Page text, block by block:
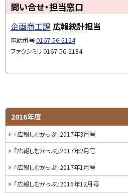
ッ
プ
に
戻
問い合せ・担当窓口
企画商工課 広報統計担当
電話番号0167-56-2124
ファクシミリ 0167-56-2184
プ
に
戻
サ
イ
ド
・
メ
2016年度
「広報しむかっぷ」2017年3月号
「広報しむかっぷ」2017年2月号
「広報しむかっぷ」2017年1月号
「広報しむかっぷ」2016年12月号